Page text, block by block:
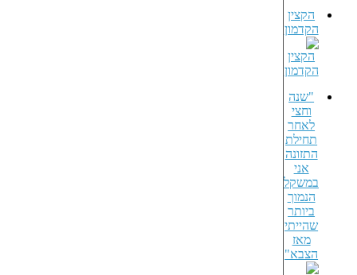
הקצין
הקדמון
"שנה
וחצי
לאחר
תחילת
התזונה
אני
במשקל
הנמוך
ביותר
שהייתי
מאז
הצבא"